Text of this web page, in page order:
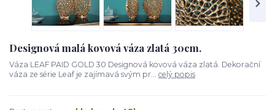
Designová malá kovová váza zlatá 30cm.
Váza LEAF PAID GOLD 30 Designová kovová váza zlatá. Dekorační
váza ze série Leaf je zajímavá svým pr... celý popis